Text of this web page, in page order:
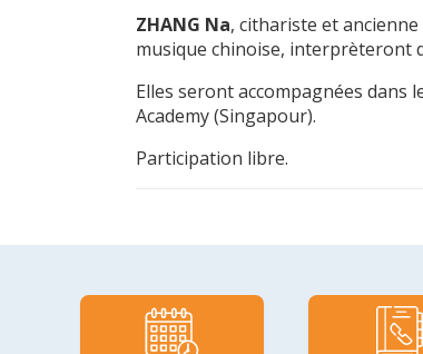
ZHANG Na, cithariste et
musique chinoise, interprèteront
Elles seront accompagnées dans
Academy (Singapour).
Participation libre.